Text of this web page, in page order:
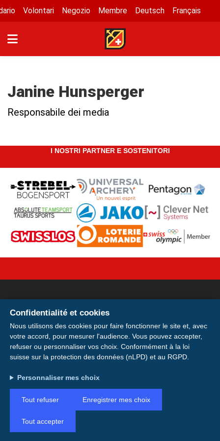
Volontari Negozio Membre Deutsch Français
Janine Hunsperger
Responsabile dei media
I NOSTRI PARTNER E SOSTENITORI
Indirizzo: Avenue de la Gare 28, 1920 Martigny
Conto: IBAN CH49 0900 0000 1746 6115 0
Confidentialité et cookies
Nous utilisons des cookies pour faire fonctionner le site et, avec
votre accord, pour mesurer l'audience. Vous pouvez accepter,
refuser ou personnaliser vos choix. Conformément à la loi
suisse sur la protection des données (nLPD) et au RGPD.
Personnaliser mes choix
Tout refuser Enregistrer mes choix
Tout accepter
Votre licence sur votre
smartphone
Licence pour avoir votre licence et votre
QR code toujours avec vous, même hors